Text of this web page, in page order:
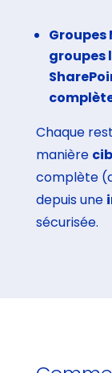
Groupes
groupes
Chaque
manière
complète
depuis une
sécurisée.